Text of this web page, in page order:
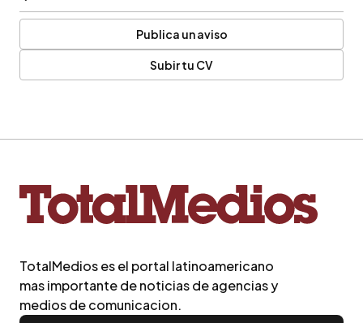
Publica un aviso
Subir tu CV
TotalMedios es el portal latinoamericano
mas importante de noticias de agencias y
medios de comunicacion.